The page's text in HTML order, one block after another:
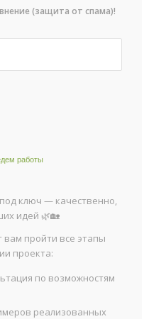
(защита от спама)!
работы
ключ — качественно,
идей 🌿🏡
пройти все этапы
проекта:
по возможностям
реализованных